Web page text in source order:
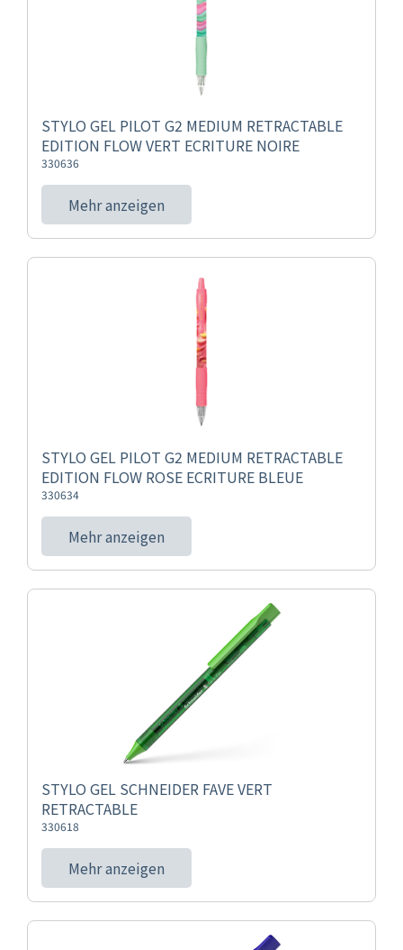
STYLO GEL PILOT G2 MEDIUM RETRACTABLE
EDITION FLOW VERT ECRITURE NOIRE
330636
Mehr anzeigen
STYLO GEL PILOT G2 MEDIUM RETRACTABLE
EDITION FLOW ROSE ECRITURE BLEUE
330634
Mehr anzeigen
STYLO GEL SCHNEIDER FAVE VERT
RETRACTABLE
330618
Mehr anzeigen